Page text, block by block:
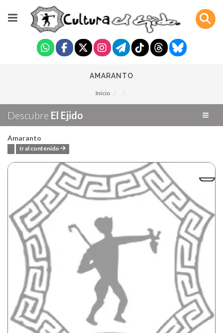
AMARANTO
Inicio
Descubre El Ejido
Amaranto
Ir al contenido